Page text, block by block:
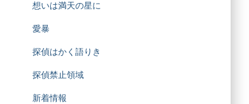
想いは満天の星に
愛暴
探偵はかく語りき
探偵禁止領域
新着情報